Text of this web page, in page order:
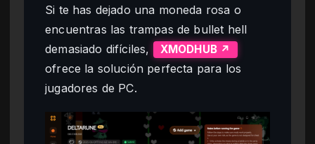
Si te has dejado una moneda rosa o
encuentras las trampas de bullet hell
demasiado difíciles,
XMODHUB ↗
ofrece la solución perfecta para los
jugadores de PC.